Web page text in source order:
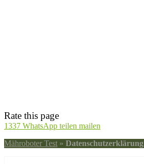
Rate this page
1337 WhatsApp teilen mailen
Mähroboter Test » Datenschutzerklärung